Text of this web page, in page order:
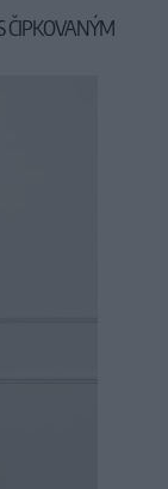
ČIPKOVANÝM